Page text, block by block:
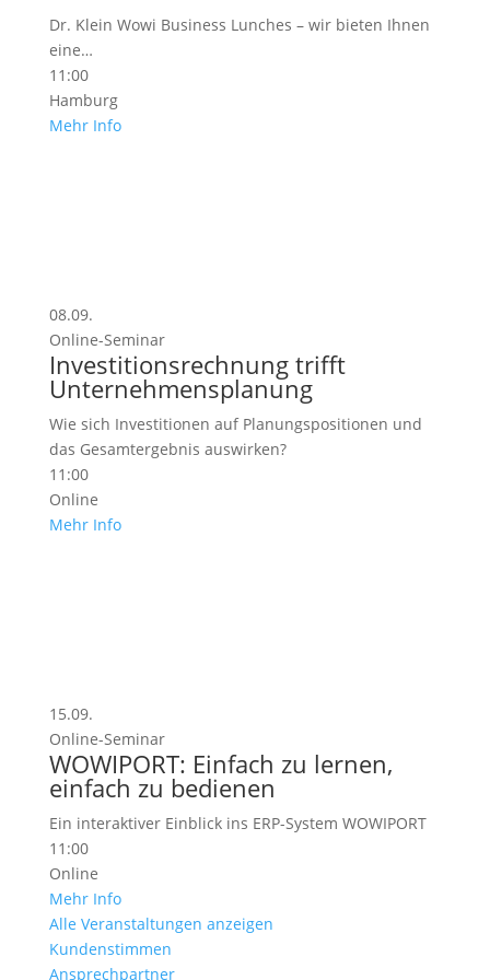
Dr. Klein Wowi Business Lunches – wir bieten Ihnen
eine…
11:00
Hamburg
Mehr Info
08.09.
Online-Seminar
Investitionsrechnung trifft
Unternehmensplanung
Wie sich Investitionen auf Planungspositionen und
das Gesamtergebnis auswirken?
11:00
Online
Mehr Info
15.09.
Online-Seminar
WOWIPORT: Einfach zu lernen,
einfach zu bedienen
Ein interaktiver Einblick ins ERP-System WOWIPORT
11:00
Online
Mehr Info
Alle Veranstaltungen anzeigen
Kundenstimmen
Ansprechpartner
Vorstands
07.07.2026
Mehr Info
Die neue Förderlogik in der BEG
Sanierungsförderung speziell im KfW-Programm…
21.07.2026
Mehr Info